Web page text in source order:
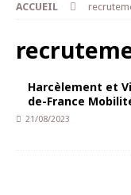
ACCUEIL
Harcèlement et
de-France
21/08/2023